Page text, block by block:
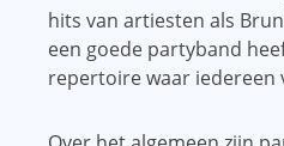
hits van artiesten als
een goede partyband
repertoire waar iedereen